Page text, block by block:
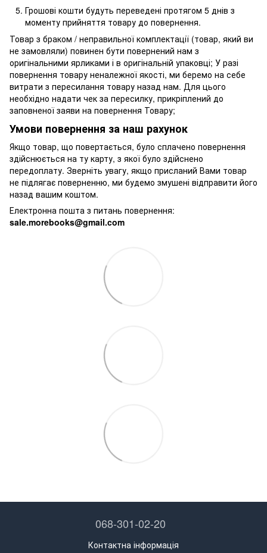
Грошові кошти будуть переведені протягом 5 днів з
моменту прийняття товару до повернення.
Товар з браком / неправильної комплектації (товар, який ви
не замовляли) повинен бути повернений нам з
оригінальними ярликами і в оригінальній упаковці; У разі
повернення товару неналежної якості, ми беремо на себе
витрати з пересилання товару назад нам. Для цього
необхідно надати чек за пересилку, прикріплений до
заповненої заяви на повернення Товару;
Умови повернення за наш рахунок
Якщо товар, що повертається, було сплачено повернення
здійснюється на ту карту, з якої було здійснено
передоплату. Зверніть увагу, якщо присланий Вами товар
не підлягає поверненню, ми будемо змушені відправити його
назад вашим коштом.
Електронна пошта з питань повернення:
sale.morebooks@gmail.com
068-301-02-20
Контактна інформація